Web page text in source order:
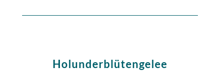
Holunderblütengelee